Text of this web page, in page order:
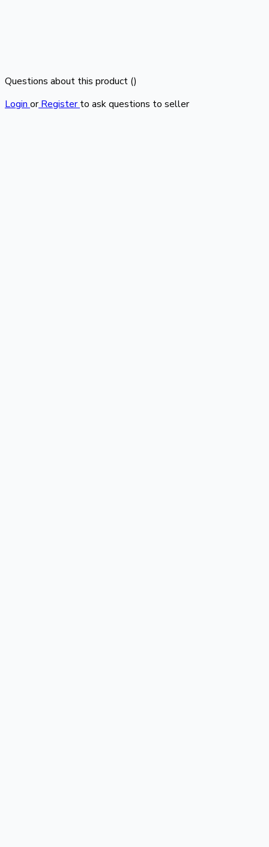
Questions about this product ()
Login or Register to ask questions to seller